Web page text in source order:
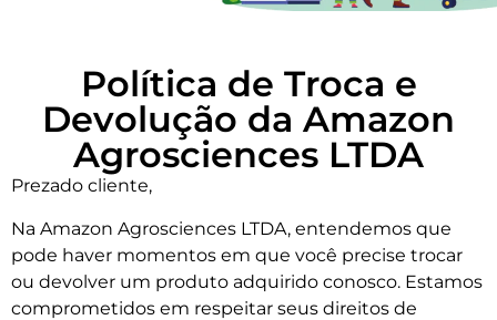
Política de Troca e
Devolução da Amazon
Agrosciences LTDA
Prezado cliente,
Na Amazon Agrosciences LTDA, entendemos que
pode haver momentos em que você precise trocar
ou devolver um produto adquirido conosco. Estamos
comprometidos em respeitar seus direitos de